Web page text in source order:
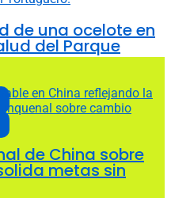
de una ocelote en
del Parque
de China sobre
metas sin